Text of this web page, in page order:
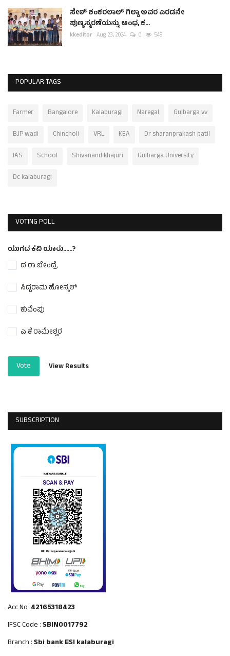
ಸೇಠ್ ಶಂಕರಲಾಲ್ ಗಿಲ್ಡಾ ಅವರ ಎರಡನೇ
ಪುಣ್ಯಸ್ಮರಣೆಯನ್ನು ಅಂಧ, ಕ...
kkeditor Aug 23, 2024 0 548
POPULAR TAGS
Farmer Bangalore Kalaburagi Naregal
Gulbarga vv
BJP wadi
Chincholi VRL KEA
Dr sharanprakash patil
IAS
School Shivanand khajuri
Gulbarga University
Dc kalaburagi
VOTING POLL
ಯುಗದ ಕವಿ ಯಾರು......?
ದ ರಾ ಬೇಂದ್ರೆ
ಸಿದ್ದರಾಮ ಹೋನ್ಕಲ್
ಕುವೆಂಪು
ಎ ಕೆ ರಾಮೇಶ್ವರ
Vote View Results
SUBSCRIPTION
Acc No :42165318423
IFSC Code :SBIN0017792
Branch :Sbi bank ESI kalaburagi